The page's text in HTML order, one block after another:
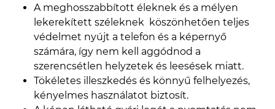
A meghosszabbított éleknek és a mélyen
lekerekített széleknek köszönhetően teljes
védelmet nyújt a telefon és a képernyő
számára, így nem kell aggódnod a
szerencsétlen helyzetek és leesések miatt.
Tökéletes illeszkedés és könnyű felhelyezés,
kényelmes használatot biztosít.